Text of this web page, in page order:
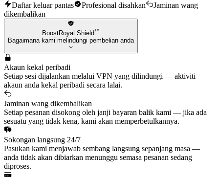
Daftar keluar pantas Profesional disahkan
Jaminan wang
dikembalikan
BoostRoyal Shield™
Bagaimana kami melindungi pembelian anda
Akaun kekal peribadi
Setiap sesi dijalankan melalui VPN yang dilindungi — aktiviti
akaun anda kekal peribadi secara lalai.
Jaminan wang dikembalikan
Setiap pesanan disokong oleh janji bayaran balik kami — jika ada
sesuatu yang tidak kena, kami akan memperbetulkannya.
Sokongan langsung 24/7
Pasukan kami menjawab sembang langsung sepanjang masa —
anda tidak akan dibiarkan menunggu semasa pesanan sedang
diproses.